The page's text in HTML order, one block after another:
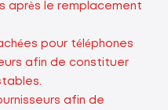
après le remplacement
pour téléphones
afin de constituer
afin de